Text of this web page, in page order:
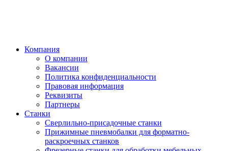
Компания
О компании
Вакансии
Политика конфиденциальности
Правовая информация
Реквизиты
Партнеры
Станки
Сверлильно-присадочные станки
Прижимные пневмобалки для форматно-
раскроечных станков